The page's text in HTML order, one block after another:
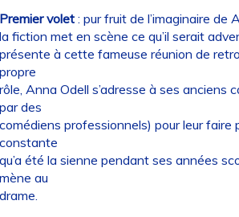
volet: pur fruit de l’imaginaire de
fiction met en scène ce qu’il serait
à cette fameuse réunion de
Anna Odell s’adresse à ses anciens
des
professionnels) pour leur faire
été la sienne pendant ses années
au